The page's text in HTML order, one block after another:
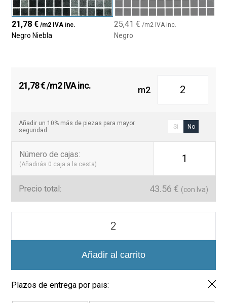
21,78€ /m2 IVA inc.
Negro Niebla
25,41 € /m2 IVA inc.
Negro
21,78€/m2 IVA inc. m2
Añadir un 10% más de piezas para mayor
seguridad:
Sí No
Número de cajas:
(Añadirás 0 caja a la cesta) 1
Precio total: 43.56 € (con Iva)
cantidad
Añadir al carrito
Plazos de entrega por pais: